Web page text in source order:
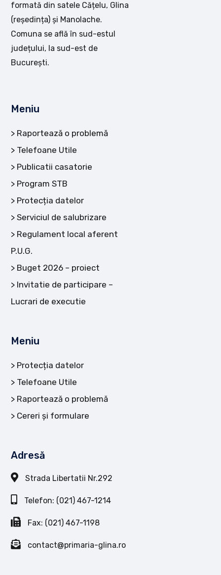
formată din satele Cățelu, Glina
(reședința) și Manolache.
Comuna se află în sud-estul
județului, la sud-est de
București.
Meniu
Raportează o problemă
Telefoane Utile
Publicatii casatorie
Program STB
Protecția datelor
Serviciul de salubrizare
Regulament local aferent
P.U.G.
Buget 2026 – proiect
Invitatie de participare –
Lucrari de executie
Meniu
Protecția datelor
Telefoane Utile
Raportează o problemă
Cereri și formulare
Adresă
Strada Libertatii Nr.292
Telefon: (021) 467-1214
Fax: (021) 467-1198
contact@primaria-glina.ro